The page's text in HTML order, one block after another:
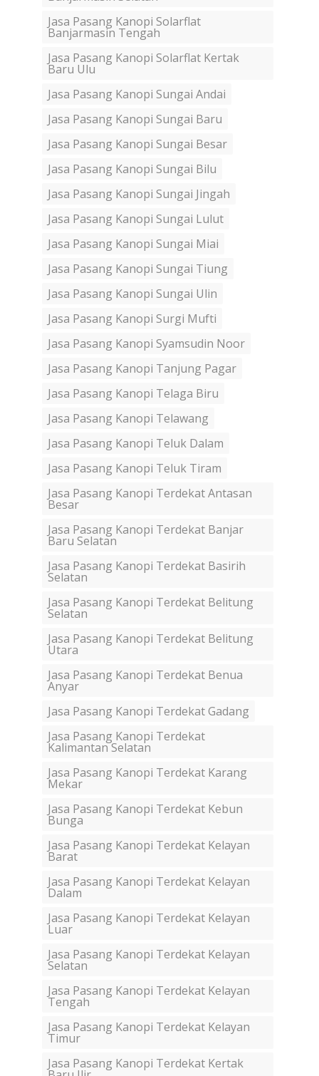
Jasa Pasang Kanopi Solarflat
Banjarmasin Tengah
Jasa Pasang Kanopi Solarflat Kertak
Baru Ulu
Jasa Pasang Kanopi Sungai Andai
Jasa Pasang Kanopi Sungai Baru
Jasa Pasang Kanopi Sungai Besar
Jasa Pasang Kanopi Sungai Bilu
Jasa Pasang Kanopi Sungai Jingah
Jasa Pasang Kanopi Sungai Lulut
Jasa Pasang Kanopi Sungai Miai
Jasa Pasang Kanopi Sungai Tiung
Jasa Pasang Kanopi Sungai Ulin
Jasa Pasang Kanopi Surgi Mufti
Jasa Pasang Kanopi Syamsudin Noor
Jasa Pasang Kanopi Tanjung Pagar
Jasa Pasang Kanopi Telaga Biru
Jasa Pasang Kanopi Telawang
Jasa Pasang Kanopi Teluk Dalam
Jasa Pasang Kanopi Teluk Tiram
Jasa Pasang Kanopi Terdekat Antasan
Besar
Jasa Pasang Kanopi Terdekat Banjar
Baru Selatan
Jasa Pasang Kanopi Terdekat Basirih
Selatan
Jasa Pasang Kanopi Terdekat Belitung
Selatan
Jasa Pasang Kanopi Terdekat Belitung
Utara
Jasa Pasang Kanopi Terdekat Benua
Anyar
Jasa Pasang Kanopi Terdekat Gadang
Jasa Pasang Kanopi Terdekat
Kalimantan Selatan
Jasa Pasang Kanopi Terdekat Karang
Mekar
Jasa Pasang Kanopi Terdekat Kebun
Bunga
Jasa Pasang Kanopi Terdekat Kelayan
Barat
Jasa Pasang Kanopi Terdekat Kelayan
Dalam
Jasa Pasang Kanopi Terdekat Kelayan
Luar
Jasa Pasang Kanopi Terdekat Kelayan
Selatan
Jasa Pasang Kanopi Terdekat Kelayan
Tengah
Jasa Pasang Kanopi Terdekat Kelayan
Timur
Jasa Pasang Kanopi Terdekat Kertak